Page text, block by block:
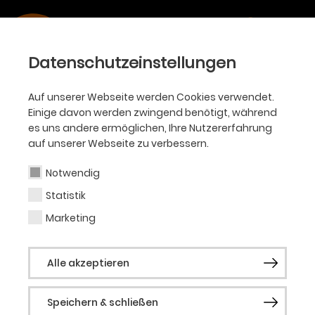
Datenschutzeinstellungen
Auf unserer Webseite werden Cookies verwendet.
Einige davon werden zwingend benötigt, während
es uns andere ermöglichen, Ihre Nutzererfahrung
auf unserer Webseite zu verbessern.
Notwendig
Statistik
Marketing
Alle akzeptieren
Speichern & schließen
Alle Sparten Oper Ballett
Alle Typen Premiere Wiederaufnahme
Eintritt frei Extra